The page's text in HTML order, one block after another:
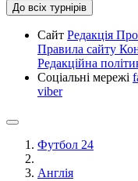
До всіх турнірів
Сайт Редакція
Правила сайту
Редакційна
Соціальні мережі
viber
Футбол 24
Англія